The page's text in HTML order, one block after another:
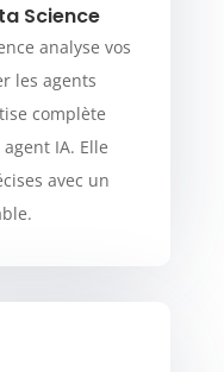
Science
analyse vos
les agents
complète
agent IA. Elle
avec un